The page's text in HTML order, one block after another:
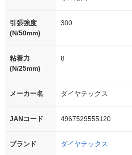
引張強度
(N/50mm)
300
粘着力
(N/25mm)
8
メーカー名 ダイヤテックス
JANコード 4967529555120
ブランド ダイヤテックス